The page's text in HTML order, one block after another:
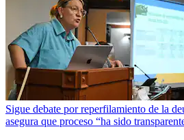
Sigue debate por reperfilamiento de la
asegura que proceso “ha sido